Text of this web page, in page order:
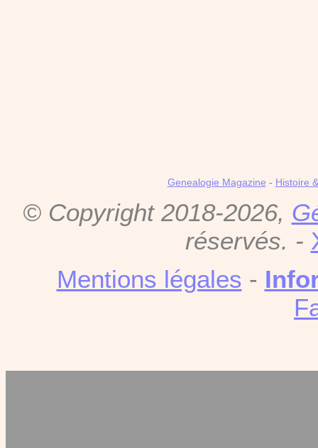
Genealogie Magazine - Histoire
© Copyright 2018-2026,
réservés. -
Mentions légales -